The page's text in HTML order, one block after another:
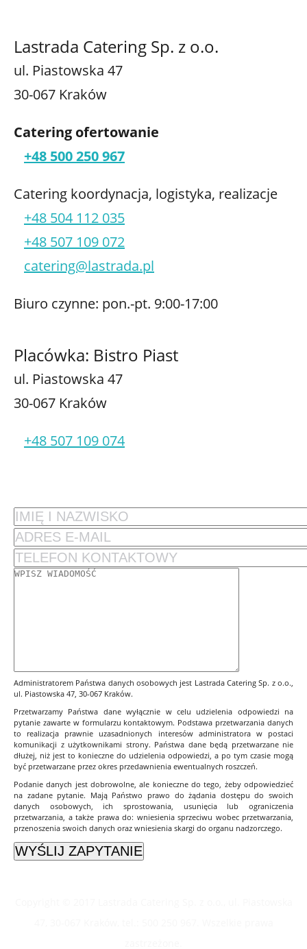
Lastrada Catering Sp. z o.o.
ul. Piastowska 47
30-067 Kraków
Catering ofertowanie
+48 500 250 967
Catering koordynacja, logistyka, realizacje
+48 504 112 035
+48 507 109 072
catering@lastrada.pl
Biuro czynne: pon.-pt. 9:00-17:00
Placówka: Bistro Piast
ul. Piastowska 47
30-067 Kraków
+48 507 109 074
Administratorem Państwa danych osobowych jest Lastrada Catering Sp. z o.o.,
ul. Piastowska 47, 30-067 Kraków.
Przetwarzamy Państwa dane wyłącznie w celu udzielenia odpowiedzi na
pytanie zawarte w formularzu kontaktowym. Podstawa przetwarzania danych
to realizacja prawnie uzasadnionych interesów administratora w postaci
komunikacji z użytkownikami strony. Państwa dane będą przetwarzane nie
dłużej, niż jest to konieczne do udzielenia odpowiedzi, a po tym czasie mogą
być przetwarzane przez okres przedawnienia ewentualnych roszczeń.
Podanie danych jest dobrowolne, ale konieczne do tego, żeby odpowiedzieć
na zadane pytanie. Mają Państwo prawo do żądania dostępu do swoich
danych osobowych, ich sprostowania, usunięcia lub ograniczenia
przetwarzania, a także prawa do: wniesienia sprzeciwu wobec przetwarzania,
przenoszenia swoich danych oraz wniesienia skargi do organu nadzorczego.